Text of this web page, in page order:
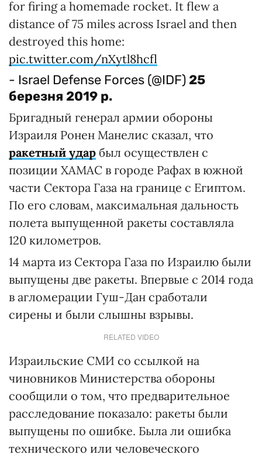
for firing a homemade rocket. It flew a
distance of 75 miles across Israel and then
destroyed this home:
pic.twitter.com/nXytl8hcfl
- Israel Defense Forces (@IDF) 25
березня 2019 р.
Бригадный генерал армии обороны
Израиля Ронен Манелис сказал, что
ракетный удар был осуществлен с
позиции ХАМАС в городе Рафах в южной
части Сектора Газа на границе с Египтом.
По его словам, максимальная дальность
полета выпущенной ракеты составляла
120 километров.
14 марта из Сектора Газа по Израилю были
выпущены две ракеты. Впервые с 2014 года
в агломерации Гуш-Дан сработали
сирены и были слышны взрывы.
RELATED VIDEO
Израильские СМИ со ссылкой на
чиновников Министерства обороны
сообщили о том, что предварительное
расследование показало: ракеты были
выпущены по ошибке. Была ли ошибка
технического или человеческого